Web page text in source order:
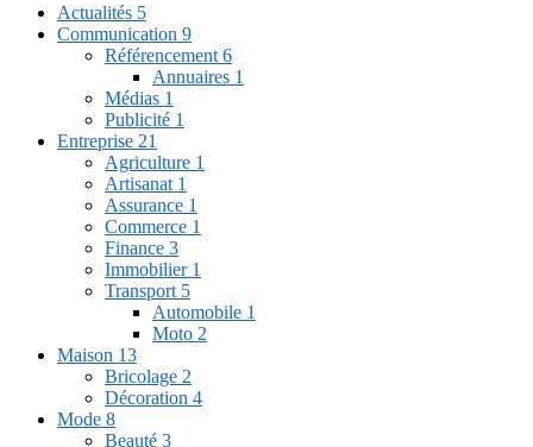
Actualités 5
Communication 9
Référencement 6
Annuaires 1
Médias 1
Publicité 1
Entreprise 21
Agriculture 1
Artisanat 1
Assurance 1
Commerce 1
Finance 3
Immobilier 1
Transport 5
Automobile 1
Moto 2
Maison 13
Bricolage 2
Décoration 4
Mode 8
Beauté 3